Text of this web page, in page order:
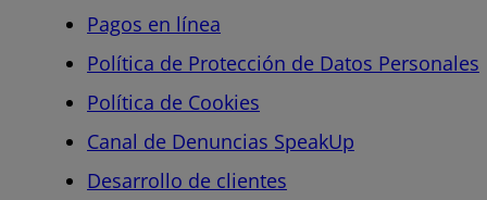
Pagos en línea
Política de Protección de Datos Personales
Política de Cookies
Canal de Denuncias SpeakUp
Desarrollo de clientes